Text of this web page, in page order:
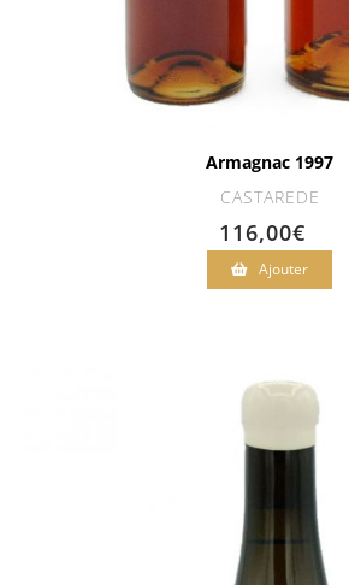
Armagnac 1997
CASTAREDE
116,00€
Ajouter